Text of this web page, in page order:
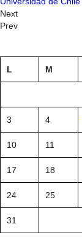
Next
Prev
L
M
3 4
10 11
17 18
24 25
31